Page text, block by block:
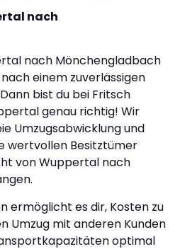
nach
nach Mönchengladbach
einem zuverlässigen
bist du bei Fritsch
genau richtig! Wir
Umzugsabwicklung und
wertvollen Besitztümer
von Wuppertal nach
ermöglicht es dir, Kosten zu
Umzug mit anderen Kunden
optimal